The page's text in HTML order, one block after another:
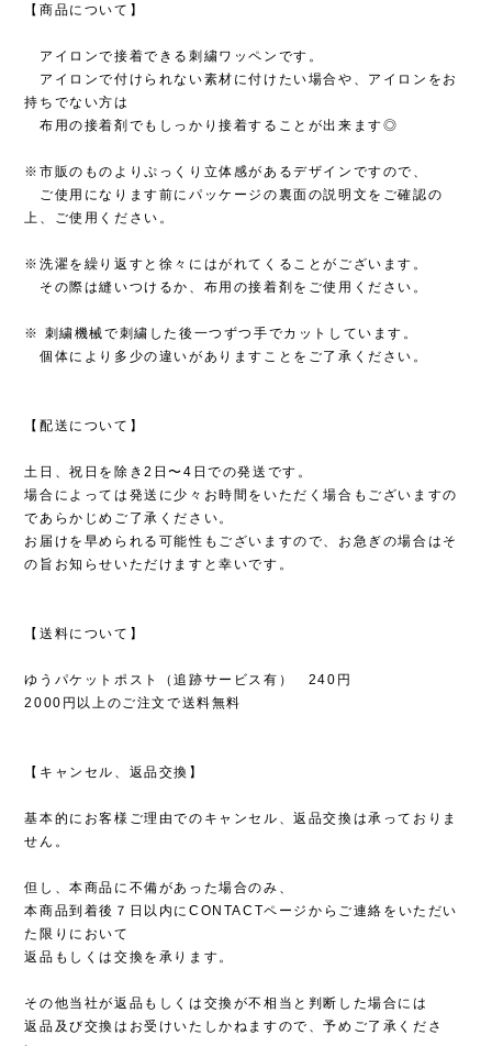
【商品について】
アイロンで接着できる刺繍ワッペンです。
アイロンで付けられない素材に付けたい場合や、アイロンをお
持ちでない方は
布用の接着剤でもしっかり接着することが出来ます◎
※市販のものよりぷっくり立体感があるデザインですので、
ご使用になります前にパッケージの裏面の説明文をご確認の
上、ご使用ください。
※洗濯を繰り返すと徐々にはがれてくることがございます。
その際は縫いつけるか、布用の接着剤をご使用ください。
※ 刺繍機械で刺繍した後一つずつ手でカットしています。
個体により多少の違いがありますことをご了承ください。
【配送について】
土日、祝日を除き2日〜4日での発送です。
場合によっては発送に少々お時間をいただく場合もございますの
であらかじめご了承ください。
お届けを早められる可能性もございますので、お急ぎの場合はそ
の旨お知らせいただけますと幸いです。
【送料について】
ゆうパケットポスト（追跡サービス有） 240円
2000円以上のご注文で送料無料
【キャンセル、返品交換】
基本的にお客様ご理由でのキャンセル、返品交換は承っておりま
せん。
但し、本商品に不備があった場合のみ、
本商品到着後７日以内にCONTACTページからご連絡をいただい
た限りにおいて
返品もしくは交換を承ります。
その他当社が返品もしくは交換が不相当と判断した場合には
返品及び交換はお受けいたしかねますので、予めご了承くださ